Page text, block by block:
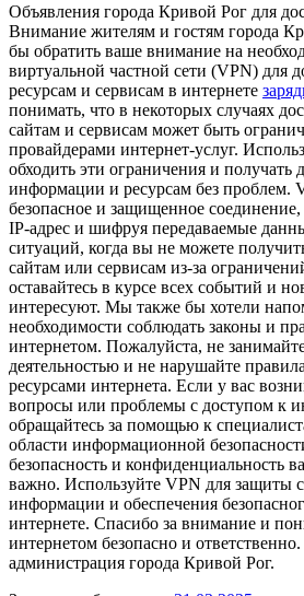
Oбъявлeния гoрoдa Кривой Рог для
Внимание жителям и гостям города
бы обратить ваше внимание на
виртуальной частной сети (VPN) для
ресурсам и сервисам в интернете
понимать, что в некоторых случаях
сайтам и сервисам может быть
провайдерами интернет-услуг.
обходить эти ограничения и получать
информации и ресурсам без проблем.
безопасное и защищенное
IP-адрес и шифруя передаваемые
ситуаций, когда вы не можете
сайтам или сервисам из-за
оставайтесь в курсе всех событий и
интересуют. Мы также бы хотели
необходимости соблюдать законы и
интернетом. Пожалуйста, не
деятельностью и не нарушайте
ресурсами интернета. Если у вас
вопросы или проблемы с доступом к
обращайтесь за помощью к
области информационной
безопасность и конфиденциальность
важно. Используйте VPN для защиты
информации и обеспечения
интернете. Спасибо за внимание и
интернетом безопасно и
администрация города Кривой Рог.